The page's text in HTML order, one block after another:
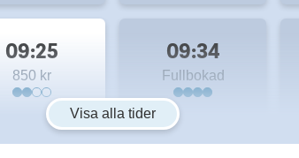
09:25
850 kr
09:34
Fullbokad
Visa alla tider